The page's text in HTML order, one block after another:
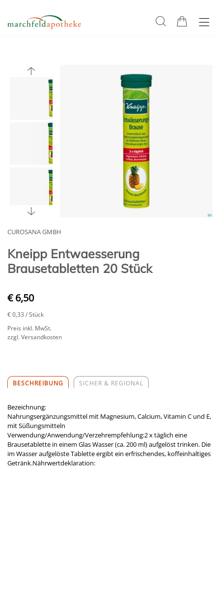
CUROSANA GMBH
Kneipp Entwaesserung
Brausetabletten 20 Stück
€ 6,50
€ 0,33 / Stück
Preis inkl. MwSt.
zzgl. Versandkosten
BESCHREIBUNG SICHER & REGIONAL
Bezeichnung:
Nahrungsergänzungsmittel mit Magnesium, Calcium, Vitamin C und E,
mit Süßungsmitteln
Verwendung/Anwendung/Verzehrempfehlung:2 x täglich eine
Brausetablette in einem Glas Wasser (ca. 200 ml) aufgelöst trinken. Die
im Wasser aufgelöste Tablette ergibt ein erfrischendes, koffeinhaltiges
Getränk.Nährwertdeklaration: